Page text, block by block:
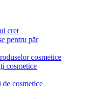
creț
pentru păr
cosmetice
cosmetice
cosmetice